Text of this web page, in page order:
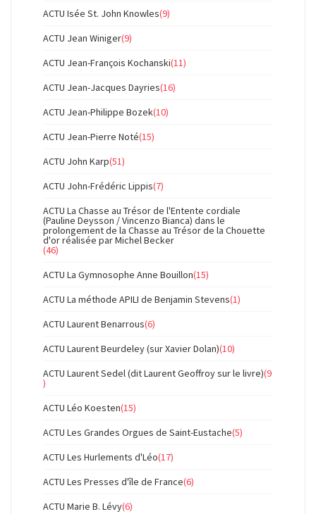
ACTU Isée St. John Knowles(9)
ACTU Jean Winiger(9)
ACTU Jean-François Kochanski(11)
ACTU Jean-Jacques Dayries(16)
ACTU Jean-Philippe Bozek(10)
ACTU Jean-Pierre Noté(15)
ACTU John Karp(51)
ACTU John-Frédéric Lippis(7)
ACTU La Chasse au Trésor de l'Entente cordiale
(Pauline Deysson / Vincenzo Bianca) dans le
prolongement de la Chasse au Trésor de la Chouette
d'or réalisée par Michel Becker
(46)
ACTU La Gymnosophe Anne Bouillon(15)
ACTU La méthode APILI de Benjamin Stevens(1)
ACTU Laurent Benarrous(6)
ACTU Laurent Beurdeley (sur Xavier Dolan)(10)
ACTU Laurent Sedel (dit Laurent Geoffroy sur le livre)(9
)
ACTU Léo Koesten(15)
ACTU Les Grandes Orgues de Saint-Eustache(5)
ACTU Les Hurlements d'Léo(17)
ACTU Les Presses d'île de France(6)
ACTU Marie B. Lévy(6)